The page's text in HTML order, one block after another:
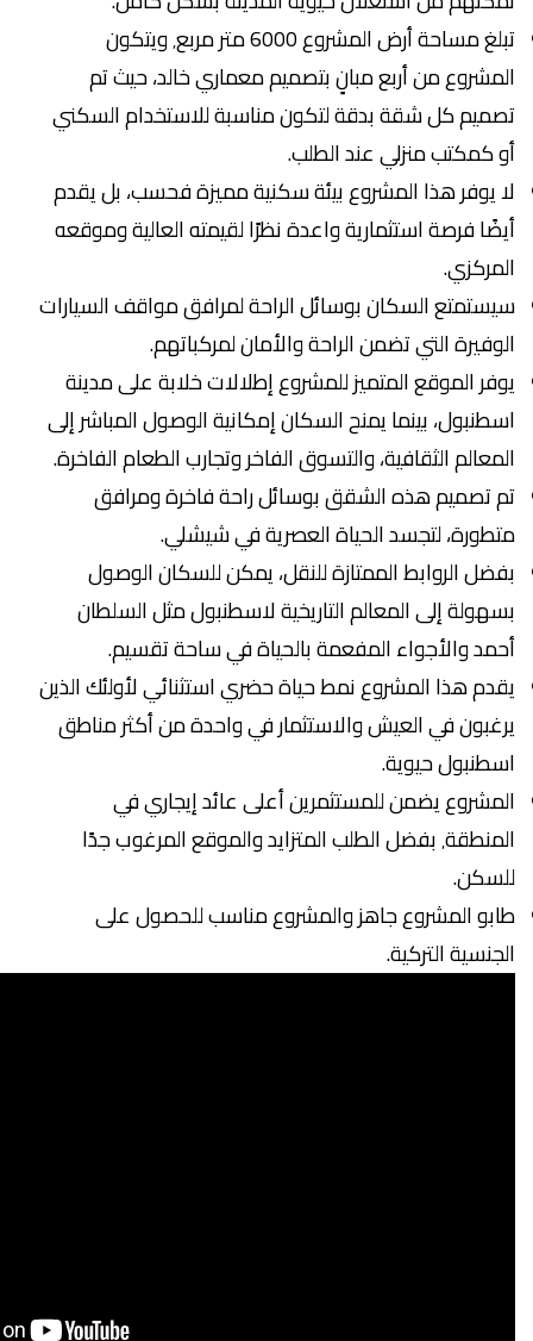
تبلغ مساحة أرض المشروع 6000 متر مربع٬ ويتكون
المشروع من أربع مبانٍ بتصميم معماري خالد، حيث تم
تصميم كل شقة بدقة لتكون مناسبة للاستخدام السكني
أو كمكتب منزلي عند الطلب.
لا يوفر هذا المشروع بيئة سكنية مميزة فحسب، بل يقدم
أيضًا فرصة استثمارية واعدة نظرًا لقيمته العالية وموقعه
المركزي.
سيستمتع السكان بوسائل الراحة لمرافق مواقف السيارات
الوفيرة التي تضمن الراحة والأمان لمركباتهم.
يوفر الموقع المتميز للمشروع إطلالات خلابة على مدينة
اسطنبول، بينما يمنح السكان إمكانية الوصول المباشر إلى
المعالم الثقافية، والتسوق الفاخر وتجارب الطعام الفاخرة.
تم تصميم هذه الشقق بوسائل راحة فاخرة ومرافق
متطورة، لتجسد الحياة العصرية في شيشلي.
بفضل الروابط الممتازة للنقل، يمكن للسكان الوصول
بسهولة إلى المعالم التاريخية لاسطنبول مثل السلطان
أحمد والأجواء المفعمة بالحياة في ساحة تقسيم.
يقدم هذا المشروع نمط حياة حضري استثنائي لأولئك الذين
يرغبون في العيش والاستثمار في واحدة من أكثر مناطق
اسطنبول حيوية.
المشروع يضمن للمستثمرين أعلى عائد إيجاري في
المنطقة٬ بفضل الطلب المتزايد والموقع المرغوب جدًا
للسكن.
طابو المشروع جاهز والمشروع مناسب للحصول على
الجنسية التركية.